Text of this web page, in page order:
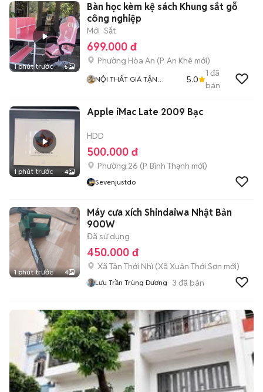
1 phút trước 5
Bàn học kèm kệ sách Khung sắt gỗ
công nghiệp
Mới Sắt
699.000 đ
Phường Hòa An (P. An Khê mới)
NỘI THẤT GIÁ TẬN
5.0
1 đã
bán
1 phút trước 4
Apple iMac Late 2009 Bạc
HDD
500.000 đ
Phường 26 (P. Bình Thạnh mới)
Sevenjustdo
1 phút trước 4
Máy cưa xích Shindaiwa Nhật Bản
900W
Đã sử dụng
450.000 đ
Xã Tân Thới Nhì (Xã Xuân Thới Sơn mới)
Lưu Trần Trùng Dương 3 đã bán